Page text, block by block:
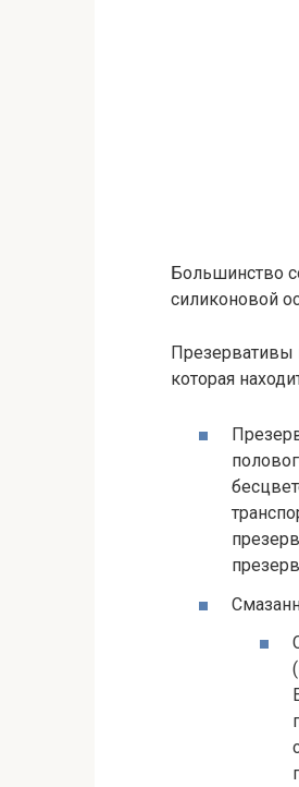
Большинство
силиконовой
Презервативы
которая